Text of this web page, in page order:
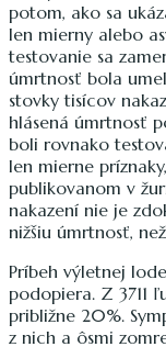
potom, ako sa
len mierny alebo
testovanie sa
úmrtnosť bola
stovky tisícov
hlásená úmrtnosť
boli rovnako
len mierne
publikovanom v
nakazení nie je
nižšiu úmrtnosť,
Príbeh výletnej lode
podopiera. Z 3711
približne 20%.
z nich a ôsmi